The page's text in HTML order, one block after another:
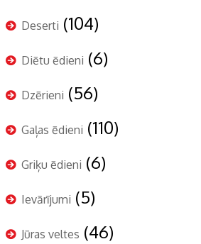
Deserti (104)
Diētu ēdieni (6)
Dzērieni (56)
Gaļas ēdieni (110)
Griķu ēdieni (6)
Ievārījumi (5)
Jūras veltes (46)